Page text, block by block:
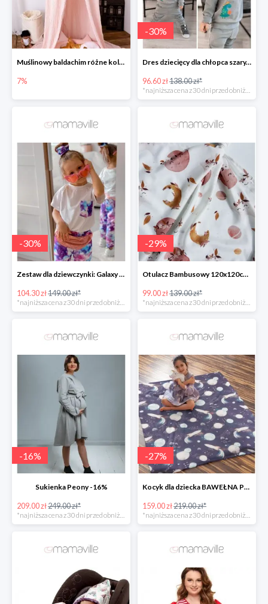
Muślinowy baldachim różne kolory
7%
-30%
Dres dziecięcy dla chłopca szary, dinozaur -30%
96.60 zł138.00 zł*
-30%
Zestaw dla dziewczynki: Galaxy Unicorn -30%
104.30 zł149.00 zł*
*najniższa cena z 30 dni przed obniżką
-29%
Otulacz Bambusowy 120x120cm Boho space Mi Bebe -28%
99.00 zł139.00 zł*
*najniższa cena z 30 dni przed obniżką
-16%
Sukienka Peony -16%
209.00 zł249.00 zł*
-27%
Kocyk dla dziecka BAWEŁNA PREMIUM -27%
159.00 zł219.00 zł*